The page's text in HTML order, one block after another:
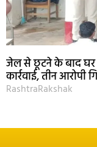
जेल से छूटने के बाद घर
कार्रवाई, तीन आरोपी
RashtraRakshak